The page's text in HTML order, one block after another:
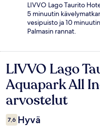
LIVVO Lago Taurito
5 minuutin
vesipuisto ja 10
Palmasin rannat.
Arvostelut
LIVVO Lago
Aquapark All
arvostelut
7,6 Hyvä